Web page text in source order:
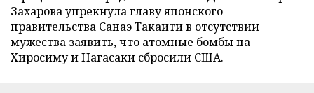
Захарова упрекнула главу японского
правительства Санаэ Такаити в отсутствии
мужества заявить, что атомные бомбы на
Хиросиму и Нагасаки сбросили США.